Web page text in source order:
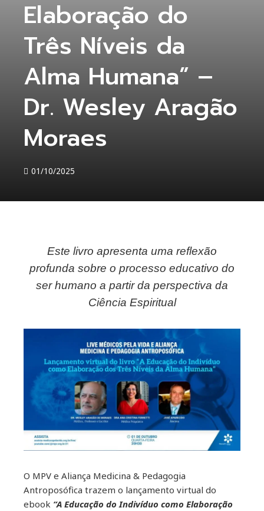
Elaboração do
Três Níveis da
Alma Humana” –
Dr. Wesley Aragão
Moraes
01/10/2025
Este livro apresenta uma reflexão
profunda sobre o processo educativo do
ser humano a partir da perspectiva da
Ciência Espiritual
O MPV e Aliança Medicina & Pedagogia
Antroposófica trazem o lançamento virtual do
ebook “A Educação do Indivíduo como Elaboração